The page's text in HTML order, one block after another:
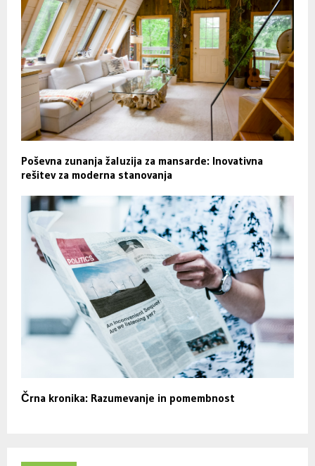
Poševna zunanja žaluzija za mansarde: Inovativna
rešitev za moderna stanovanja
Črna kronika: Razumevanje in pomembnost